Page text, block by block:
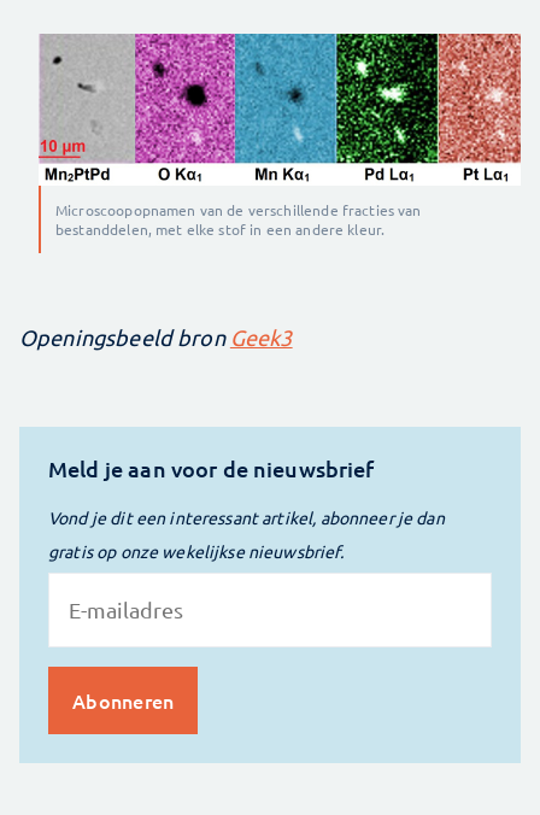
Microscoopopnamen van de verschillende fracties van
bestanddelen, met elke stof in een andere kleur.
Openingsbeeld bron Geek3
Meld je aan voor de nieuwsbrief
Vond je dit een interessant artikel, abonneer je dan
gratis op onze wekelijkse nieuwsbrief.